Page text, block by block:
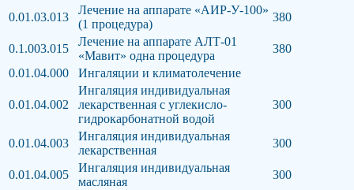
0.01.03.013
Лечение на аппарате «АИР-У-100»
(1 процедура)
380
0.1.003.015
Лечение на аппарате АЛТ-01
«Мавит» одна процедура
380
0.01.04.000
Ингаляции и климатолечение
0.01.04.002
Ингаляция индивидуальная
лекарственная с углекисло-
гидрокарбонатной водой
300
0.01.04.003
Ингаляция индивидуальная
лекарственная
300
0.01.04.005
Ингаляция индивидуальная
масляная
300